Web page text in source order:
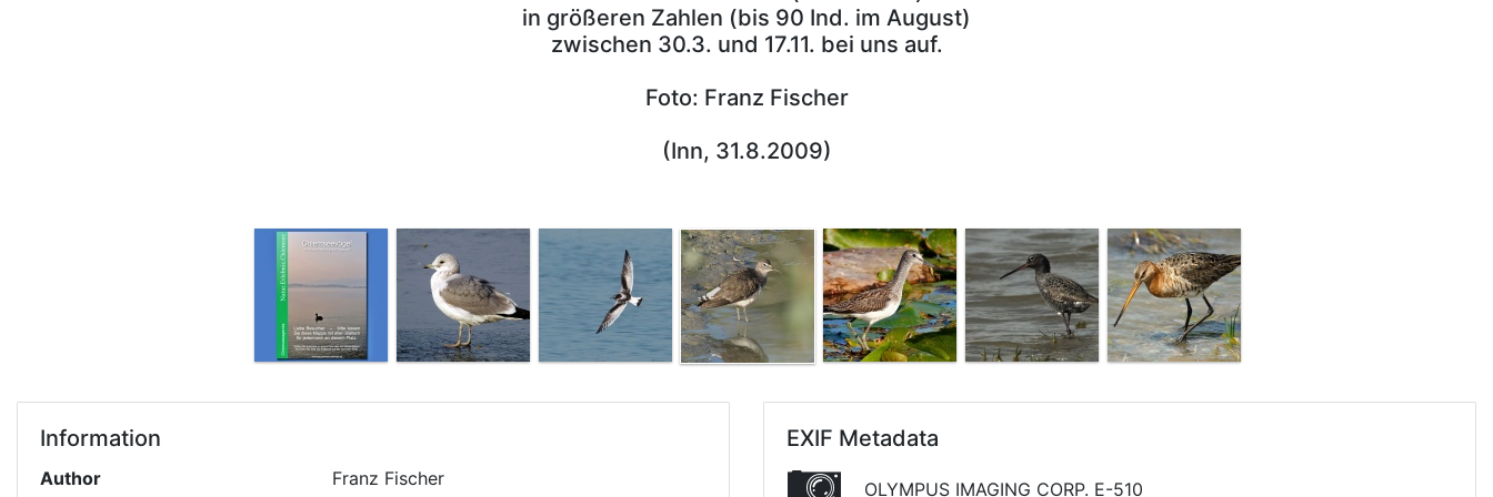
in größeren Zahlen (bis 90 Ind. im August)
zwischen 30.3. und 17.11. bei uns auf.
Foto: Franz Fischer
(Inn, 31.8.2009)
Information
Author Franz Fischer
EXIF Metadata
OLYMPUS IMAGING CORP. E-510